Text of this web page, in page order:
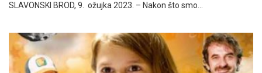
SLAVONSKI BROD, 9. ožujka 2023. – Nakon što smo…